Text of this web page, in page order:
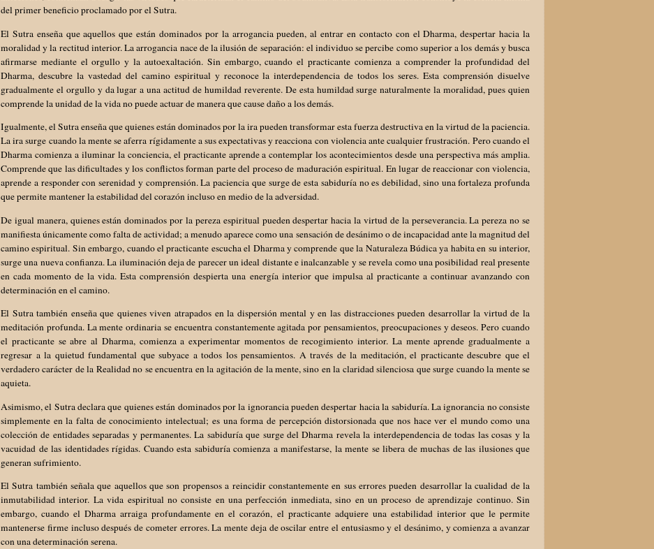
del primer beneficio proclamado por el Sutra.
El Sutra enseña que aquellos que están dominados por la arrogancia pueden, al entrar en contacto con el Dharma, despertar hacia la
moralidad y la rectitud interior. La arrogancia nace de la ilusión de separación: el individuo se percibe como superior a los demás y busca
afirmarse mediante el orgullo y la autoexaltación. Sin embargo, cuando el practicante comienza a comprender la profundidad del
Dharma, descubre la vastedad del camino espiritual y reconoce la interdependencia de todos los seres. Esta comprensión disuelve
gradualmente el orgullo y da lugar a una actitud de humildad reverente. De esta humildad surge naturalmente la moralidad, pues quien
comprende la unidad de la vida no puede actuar de manera que cause daño a los demás.
Igualmente, el Sutra enseña que quienes están dominados por la ira pueden transformar esta fuerza destructiva en la virtud de la paciencia.
La ira surge cuando la mente se aferra rígidamente a sus expectativas y reacciona con violencia ante cualquier frustración. Pero cuando el
Dharma comienza a iluminar la conciencia, el practicante aprende a contemplar los acontecimientos desde una perspectiva más amplia.
Comprende que las dificultades y los conflictos forman parte del proceso de maduración espiritual. En lugar de reaccionar con violencia,
aprende a responder con serenidad y comprensión. La paciencia que surge de esta sabiduría no es debilidad, sino una fortaleza profunda
que permite mantener la estabilidad del corazón incluso en medio de la adversidad.
De igual manera, quienes están dominados por la pereza espiritual pueden despertar hacia la virtud de la perseverancia. La pereza no se
manifiesta únicamente como falta de actividad; a menudo aparece como una sensación de desánimo o de incapacidad ante la magnitud del
camino espiritual. Sin embargo, cuando el practicante escucha el Dharma y comprende que la Naturaleza Búdica ya habita en su interior,
surge una nueva confianza. La iluminación deja de parecer un ideal distante e inalcanzable y se revela como una posibilidad real presente
en cada momento de la vida. Esta comprensión despierta una energía interior que impulsa al practicante a continuar avanzando con
determinación en el camino.
El Sutra también enseña que quienes viven atrapados en la dispersión mental y en las distracciones pueden desarrollar la virtud de la
meditación profunda. La mente ordinaria se encuentra constantemente agitada por pensamientos, preocupaciones y deseos. Pero cuando
el practicante se abre al Dharma, comienza a experimentar momentos de recogimiento interior. La mente aprende gradualmente a
regresar a la quietud fundamental que subyace a todos los pensamientos. A través de la meditación, el practicante descubre que el
verdadero carácter de la Realidad no se encuentra en la agitación de la mente, sino en la claridad silenciosa que surge cuando la mente se
aquieta.
Asimismo, el Sutra declara que quienes están dominados por la ignorancia pueden despertar hacia la sabiduría. La ignorancia no consiste
simplemente en la falta de conocimiento intelectual; es una forma de percepción distorsionada que nos hace ver el mundo como una
colección de entidades separadas y permanentes. La sabiduría que surge del Dharma revela la interdependencia de todas las cosas y la
vacuidad de las identidades rígidas. Cuando esta sabiduría comienza a manifestarse, la mente se libera de muchas de las ilusiones que
generan sufrimiento.
El Sutra también señala que aquellos que son propensos a reincidir constantemente en sus errores pueden desarrollar la cualidad de la
inmutabilidad interior. La vida espiritual no consiste en una perfección inmediata, sino en un proceso de aprendizaje continuo. Sin
embargo, cuando el Dharma arraiga profundamente en el corazón, el practicante adquiere una estabilidad interior que le permite
mantenerse firme incluso después de cometer errores. La mente deja de oscilar entre el entusiasmo y el desánimo, y comienza a avanzar
con una determinación serena.